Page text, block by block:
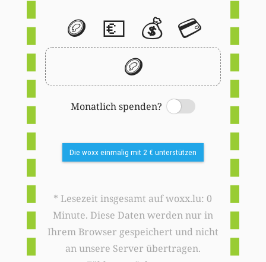
🪙 💶 💰 💳
🪙
Monatlich spenden?
Switch
Die woxx einmalig mit 2 € unterstützen
* Lesezeit insgesamt auf woxx.lu: 0
Minute. Diese Daten werden nur in
Ihrem Browser gespeichert und nicht
an unsere Server übertragen.